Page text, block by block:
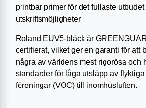
printbar primer för det fullaste utbudet
utskriftsmöjligheter
Roland EUV5-bläck är
certifierat, vilket ger en garanti för att
några av världens mest rigorösa och
standarder för låga utsläpp av
föreningar (VOC) till inomhusluften.